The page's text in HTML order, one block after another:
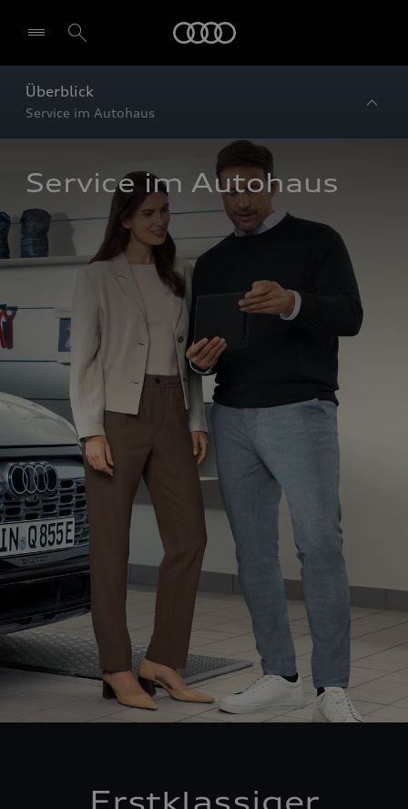
Überblick
Service im Autohaus
Service im Autohaus